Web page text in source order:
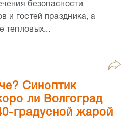
безопасности
и гостей праздника, а
тепловых...
Синоптик
ли Волгоград
градусной жарой